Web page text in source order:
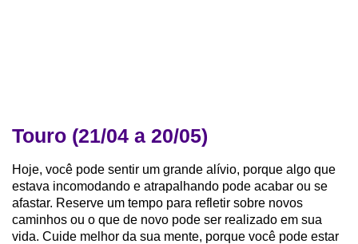
Touro (21/04 a 20/05)
Hoje, você pode sentir um grande alívio, porque algo que
estava incomodando e atrapalhando pode acabar ou se
afastar. Reserve um tempo para refletir sobre novos
caminhos ou o que de novo pode ser realizado em sua
vida. Cuide melhor da sua mente, porque você pode estar